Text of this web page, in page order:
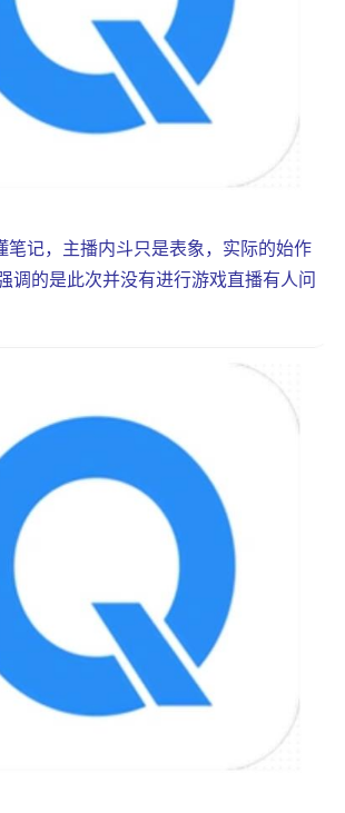
笔记，主播内斗只是表象，实际的始作
调的是此次并没有进行游戏直播有人问